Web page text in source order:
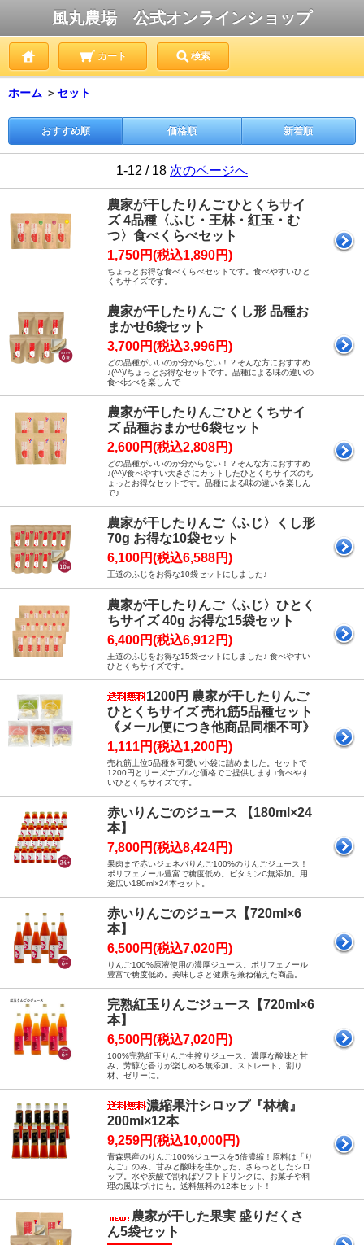
風丸農場 公式オンラインショップ
カート 検索
ホーム ＞セット
おすすめ順 価格順 新着順
1-12 / 18 次のページへ
農家が干したりんご ひとくちサイ
ズ 4品種〈ふじ・王林・紅玉・む
つ〉食べくらべセット
1,750円(税込1,890円)
ちょっとお得な食べくらべセットです。食べやすいひと
くちサイズです。
農家が干したりんご くし形 品種お
まかせ6袋セット
3,700円(税込3,996円)
どの品種がいいのか分からない！？そんな方におすすめ
♪(^^)/ちょっとお得なセットです。品種による味の違いの
食べ比べを楽しんで
農家が干したりんご ひとくちサイ
ズ 品種おまかせ6袋セット
2,600円(税込2,808円)
どの品種がいいのか分からない！？そんな方におすすめ
♪(^^)/食べやすい大きさにカットしたひとくちサイズのち
ょっとお得なセットです。品種による味の違いを楽しん
で♪
農家が干したりんご〈ふじ〉くし形
70g お得な10袋セット
6,100円(税込6,588円)
王道のふじをお得な10袋セットにしました♪
農家が干したりんご〈ふじ〉ひとく
ちサイズ 40g お得な15袋セット
6,400円(税込6,912円)
王道のふじをお得な15袋セットにしました♪ 食べやすい
ひとくちサイズです。
1200円 農家が干したりんご
ひとくちサイズ 売れ筋5品種セット
《メール便につき他商品同梱不可》
1,111円(税込1,200円)
売れ筋上位5品種を可愛い小袋に詰めました。セットで
1200円とリーズナブルな価格でご提供します♪食べやす
いひとくちサイズです。
赤いりんごのジュース 【180ml×24
本】
7,800円(税込8,424円)
果肉まで赤いジェネバりんご100%のりんごジュース！
ポリフェノール豊富で糖度低め。ビタミンC無添加。用
途広い180ml×24本セット。
赤いりんごのジュース【720ml×6
本】
6,500円(税込7,020円)
りんご100%原液使用の濃厚ジュース。ポリフェノール
豊富で糖度低め。美味しさと健康を兼ね備えた商品。
完熟紅玉りんごジュース【720ml×6
本】
6,500円(税込7,020円)
100%完熟紅玉りんご生搾りジュース。濃厚な酸味と甘
み、芳醇な香りが楽しめる無添加。ストレート、割り
材、ゼリーに。
濃縮果汁シロップ『林檎』
200ml×12本
9,259円(税込10,000円)
青森県産のりんご100%ジュースを5倍濃縮！原料は「り
んご」のみ。甘みと酸味を生かした、さらっとしたシロ
ップ。水や炭酸で割ればソフトドリンクに、お菓子や料
理の風味づけにも。送料無料の12本セット！
農家が干した果実 盛りだくさ
ん5袋セット